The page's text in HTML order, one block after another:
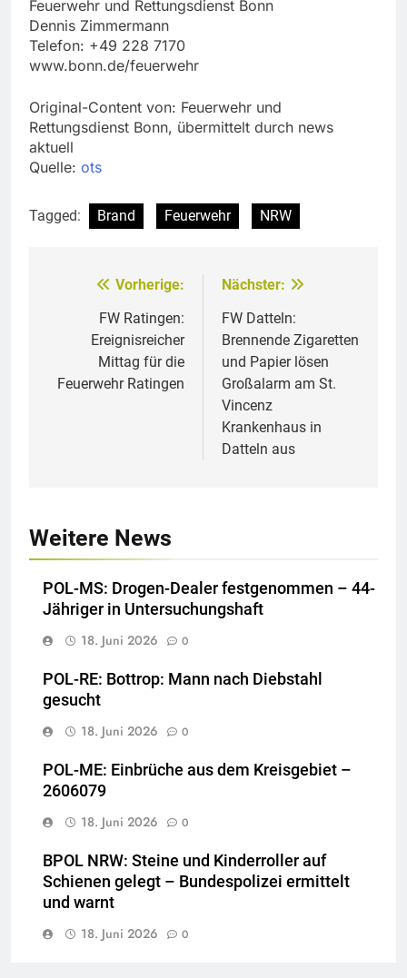
Feuerwehr und Rettungsdienst Bonn
Dennis Zimmermann
Telefon: +49 228 7170
www.bonn.de/feuerwehr
Original-Content von: Feuerwehr und
Rettungsdienst Bonn, übermittelt durch news
aktuell
Quelle: ots
Tagged: Brand Feuerwehr NRW
Beitragsnavigation
Vorherige:
FW Ratingen:
Ereignisreicher
Mittag für die
Feuerwehr Ratingen
Nächster:
FW Datteln:
Brennende Zigaretten
und Papier lösen
Großalarm am St.
Vincenz
Krankenhaus in
Datteln aus
Weitere News
POL-MS: Drogen-Dealer festgenommen – 44-
Jähriger in Untersuchungshaft
18. Juni 2026
0
POL-RE: Bottrop: Mann nach Diebstahl
gesucht
18. Juni 2026
0
POL-ME: Einbrüche aus dem Kreisgebiet –
2606079
18. Juni 2026
0
BPOL NRW: Steine und Kinderroller auf
Schienen gelegt – Bundespolizei ermittelt
und warnt
18. Juni 2026
0